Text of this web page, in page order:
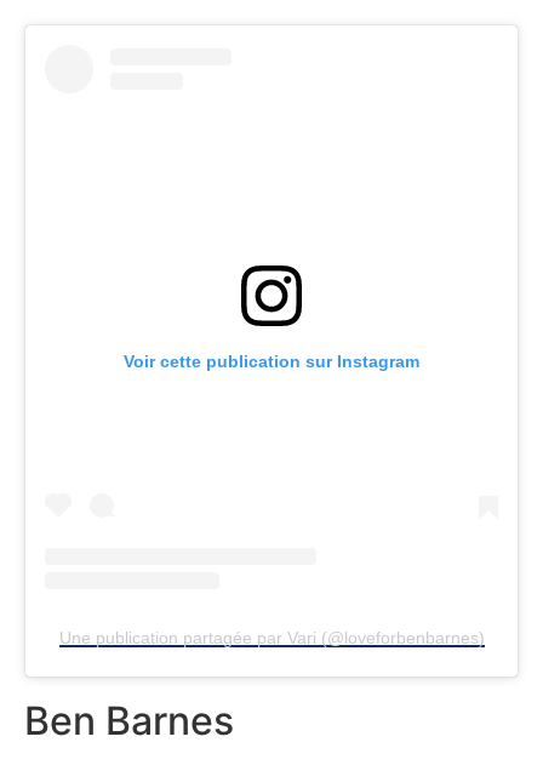
Voir cette publication sur Instagram
Une publication partagée par Vari (@loveforbenbarnes)
Ben Barnes